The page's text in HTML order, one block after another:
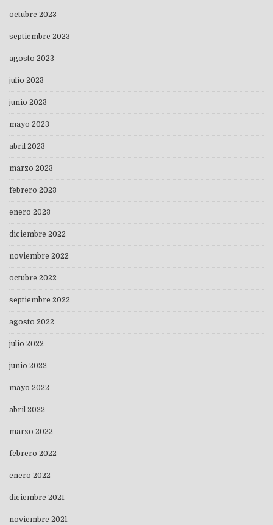
octubre 2023
septiembre 2023
agosto 2023
julio 2023
junio 2023
mayo 2023
abril 2023
marzo 2023
febrero 2023
enero 2023
diciembre 2022
noviembre 2022
octubre 2022
septiembre 2022
agosto 2022
julio 2022
junio 2022
mayo 2022
abril 2022
marzo 2022
febrero 2022
enero 2022
diciembre 2021
noviembre 2021